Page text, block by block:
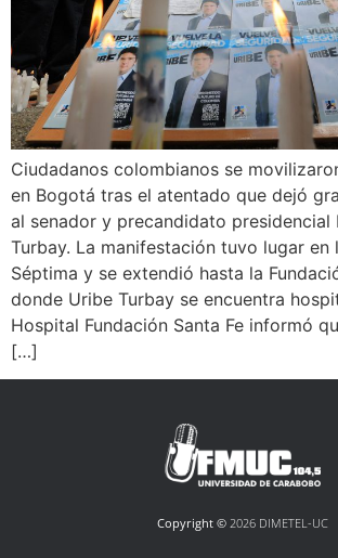
Ciudadanos colombianos se
en Bogotá tras el atentado que dejó
al senador y precandidato presidencial
Turbay. La manifestación tuvo lugar en
Séptima y se extendió hasta la
donde Uribe Turbay se encuentra
Hospital Fundación Santa Fe informó
[…]
Copyright © 2026 DIMETEL-UC